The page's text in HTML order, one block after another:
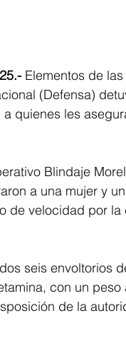
Elementos de
(Defensa)
quienes les
Blindaje
a una mujer y
de velocidad por la
seis envoltorios
con un
de la